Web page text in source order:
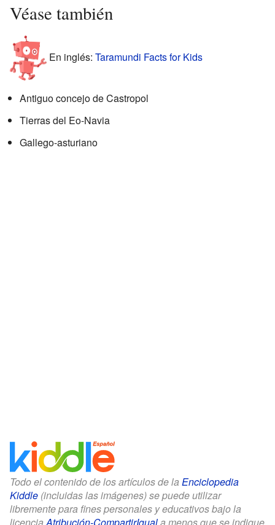
Véase también
En inglés: Taramundi Facts for Kids
Antiguo concejo de Castropol
Tierras del Eo-Navia
Gallego-asturiano
Todo el contenido de los artículos de la Enciclopedia
Kiddle (incluidas las imágenes) se puede utilizar
libremente para fines personales y educativos bajo la
licencia Atribución-CompartirIguala menos que se indique